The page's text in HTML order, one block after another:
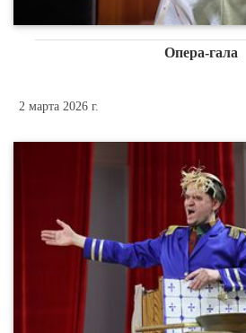
Опера-гала
2 марта 2026 г.